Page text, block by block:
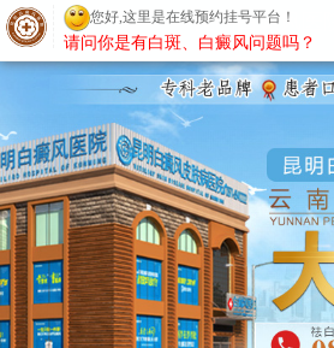
昆明白癜风医院
您好,这里是在线预约挂号平台！
请问你是有白斑、白癜风问题吗？